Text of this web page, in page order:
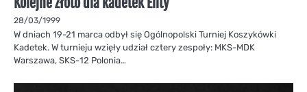
28/03/1999
W dniach 19-21 marca odbył się Ogólnopolski Turniej Koszykówki
Kadetek. W turnieju wzięły udział cztery zespoły: MKS-MDK
Warszawa, SKS-12 Polonia…